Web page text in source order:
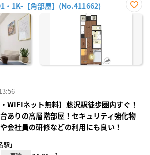
・1K-【角部屋】(No.411662)
お気
WIFIネット無料】藤沢駅徒歩圏内すぐ！
ありの高層階部屋！セキュリティ強化物
会社員の研修などの利用にも良い！
」